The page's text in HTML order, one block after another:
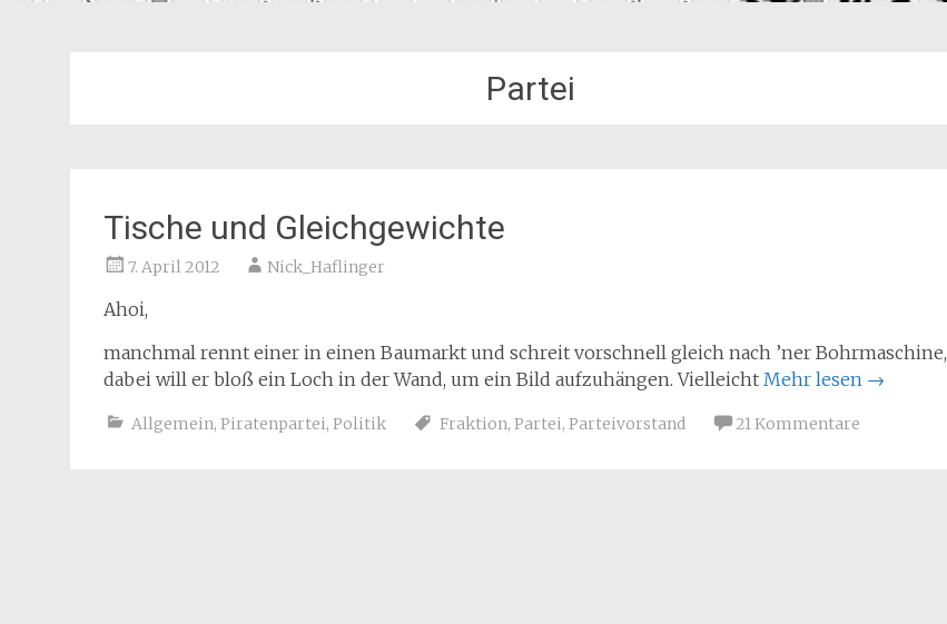
Partei
Tische und Gleichgewichte
7. April 2012 Nick_Haflinger
Ahoi,
manchmal rennt einer in einen Baumarkt und schreit vorschnell gleich nach ’ner Bohrmaschine,
dabei will er bloß ein Loch in der Wand, um ein Bild aufzuhängen. Vielleicht Mehr lesen →
Allgemein, Piratenpartei, Politik Fraktion, Partei, Parteivorstand 21 Kommentare